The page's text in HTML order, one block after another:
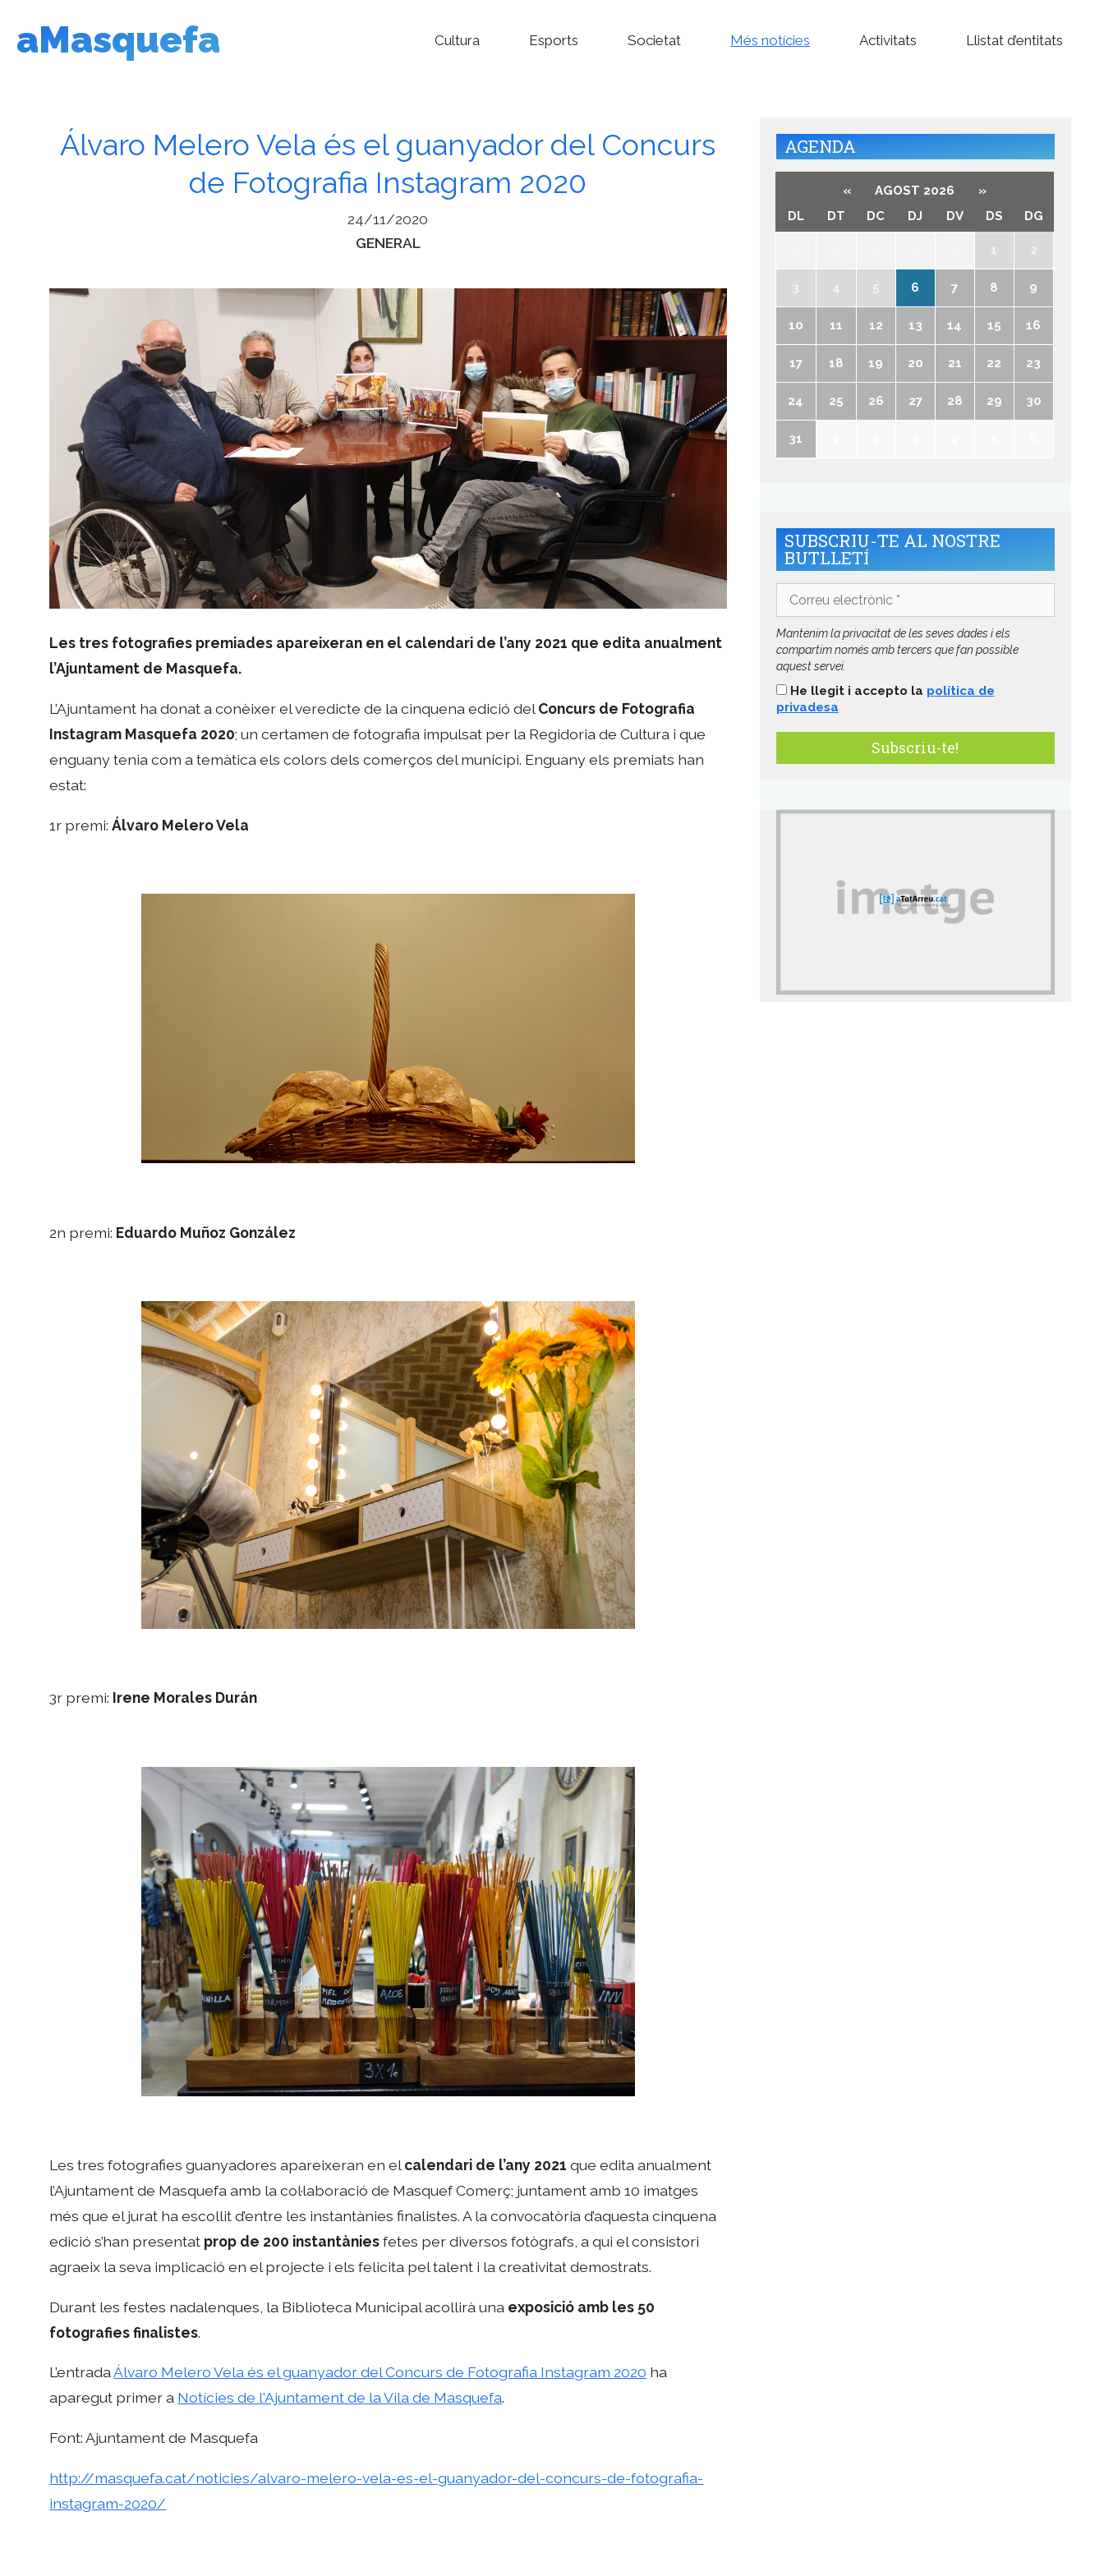
contingut
aMasquefa Cultura Esports Societat Més notícies Activitats Llistat d’entitats
Álvaro Melero Vela és el guanyador del Concurs
de Fotografia Instagram 2020
24/11/2020
Categories
GENERAL
Les tres fotografies premiades apareixeran en el calendari de l’any 2021 que edita anualment
l’Ajuntament de Masquefa.
L’Ajuntament ha donat a conèixer el veredicte de la cinquena edició del Concurs de Fotografia
Instagram Masquefa 2020; un certamen de fotografia impulsat per la Regidoria de Cultura i que
enguany tenia com a temàtica els colors dels comerços del municipi. Enguany els premiats han
estat:
1r premi:Álvaro Melero Vela
2n premi: Eduardo Muñoz González
3r premi: Irene Morales Durán
Les tres fotografies guanyadores apareixeran en el calendari de l’any 2021 que edita anualment
l’Ajuntament de Masquefa amb la col·laboració de Masquef Comerç; juntament amb 10 imatges
més que el jurat ha escollit d’entre les instantànies finalistes. A la convocatòria d’aquesta cinquena
edició s’han presentat prop de 200 instantàniesfetes per diversos fotògrafs, a qui el consistori
agraeix la seva implicació en el projecte i els felicita pel talent i la creativitat demostrats.
Durant les festes nadalenques, la Biblioteca Municipal acollirà una exposició amb les 50
fotografies finalistes.
L’entradaÁlvaro Melero Vela és el guanyador del Concurs de Fotografia Instagram 2020 ha
aparegut primer a Notícies de l'Ajuntament de la Vila de Masquefa.
Font: Ajuntament de Masquefa
http://masquefa.cat/noticies/alvaro-melero-vela-es-el-guanyador-del-concurs-de-fotografia-
instagram-2020/
AGENDA
« AGOST 2026
»
DL
DT DC DJ DV DS DG
1 2
3 4 5 6 7 8 9
10 11 12 13 14 15 16
17 18 19 20 21 22 23
24 25 26 27 28 29 30
31
SUBSCRIU-TE AL NOSTRE
BUTLLETÍ
electrònic
Mantenim la privacitat de les seves dades i els
compartim només amb tercers que fan possible
aquest servei.
He llegit i accepto la política de
privadesa